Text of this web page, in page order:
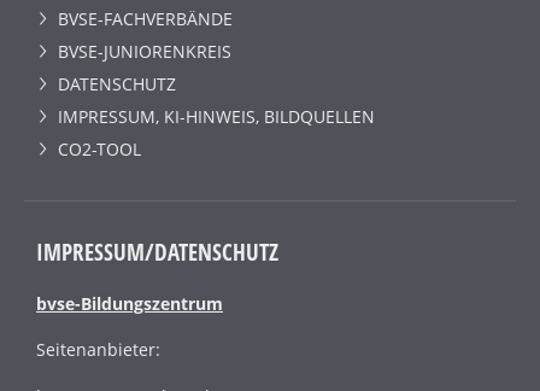
BVSE-FACHVERBÄNDE
BVSE-JUNIORENKREIS
DATENSCHUTZ
IMPRESSUM, KI-HINWEIS, BILDQUELLEN
CO2-TOOL
IMPRESSUM/DATENSCHUTZ
bvse-Bildungszentrum
Seitenanbieter: